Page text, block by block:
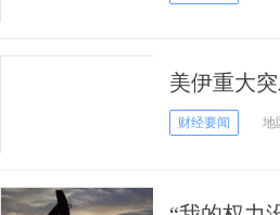
美伊重大
会谈走向不
财经要闻 地